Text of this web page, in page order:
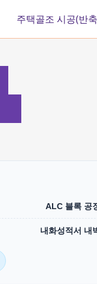
주택골조 시공(반
ALC 블록 공
내화성적서 내